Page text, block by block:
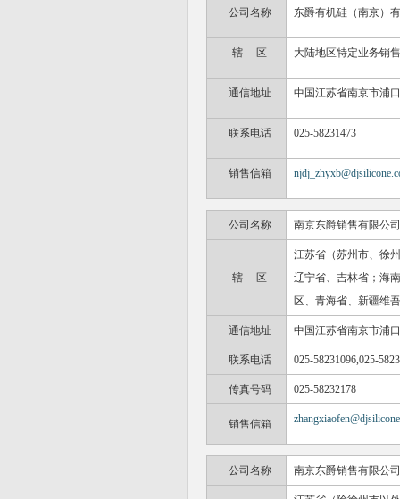
公司名称 东爵有机硅（南京）
辖 区 大陆地区特定业务销
通信地址 中国江苏省南京市浦
联系电话 025-58231473
销售信箱
公司名称 南京东爵销售有限公司
辖 区
江苏省（苏州市、徐
辽宁省、吉林省；海
区、青海省、新疆维
通信地址 中国江苏省南京市浦
联系电话 025-58231096,025-
传真号码 025-58232178
销售信箱
公司名称 南京东爵销售有限公司